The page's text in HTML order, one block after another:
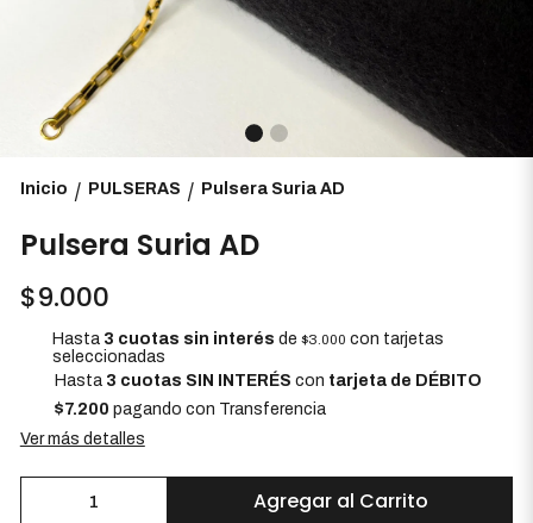
Inicio / PULSERAS / Pulsera Suria AD
Pulsera Suria AD
$9.000
Hasta 3 cuotas sin interés de $3.000 con tarjetas
seleccionadas
Hasta 3 cuotas SIN INTERÉS con tarjeta de DÉBITO
$7.200 pagando con Transferencia
Ver más detalles
Agregar al Carrito